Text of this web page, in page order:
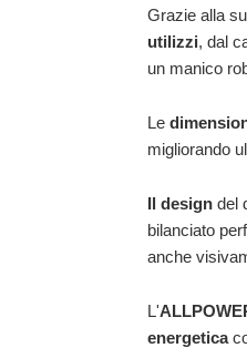
Grazie alla
utilizzi, dal
un manico
Le
migliorando
Il design del
bilanciato
anche
L'
energetica